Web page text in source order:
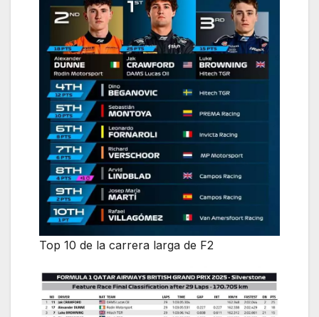
Top 10 de la carrera larga de F2